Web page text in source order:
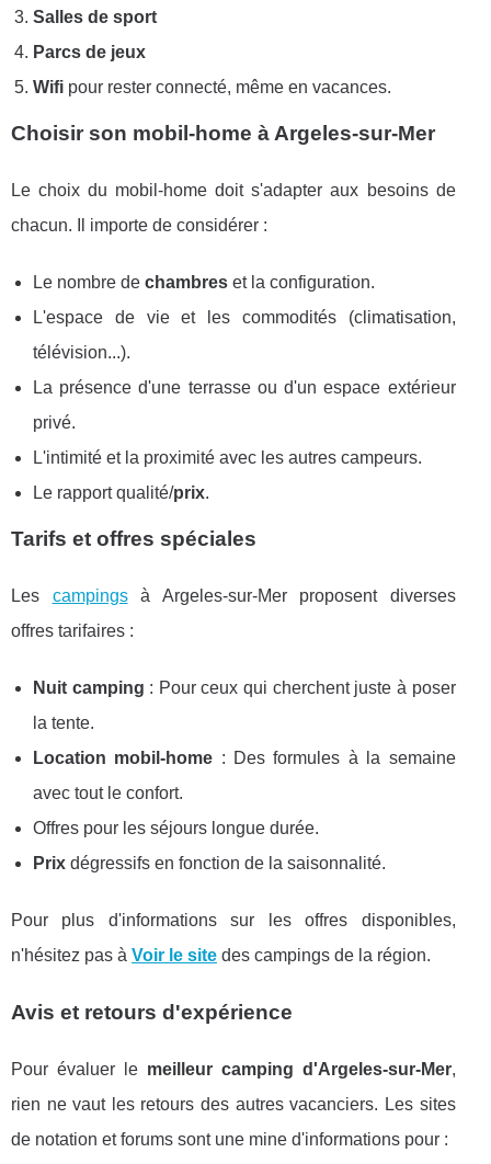
Salles de sport
Parcs de jeux
Wifi pour rester connecté, même en vacances.
Choisir son mobil-home à Argeles-sur-Mer
Le choix du mobil-home doit s'adapter aux besoins de
chacun. Il importe de considérer :
Le nombre de chambres et la configuration.
L'espace de vie et les commodités (climatisation,
télévision...).
La présence d'une terrasse ou d'un espace extérieur
privé.
L'intimité et la proximité avec les autres campeurs.
Le rapport qualité/prix.
Tarifs et offres spéciales
Les campingsà Argeles-sur-Mer proposent diverses
offres tarifaires :
Nuit camping : Pour ceux qui cherchent juste à poser
la tente.
Location mobil-home : Des formules à la semaine
avec tout le confort.
Offres pour les séjours longue durée.
Prix dégressifs en fonction de la saisonnalité.
Pour plus d'informations sur les offres disponibles,
n'hésitez pas à Voir le site des campings de la région.
Avis et retours d'expérience
Pour évaluer le meilleur camping d'Argeles-sur-Mer,
rien ne vaut les retours des autres vacanciers. Les sites
de notation et forums sont une mine d'informations pour :